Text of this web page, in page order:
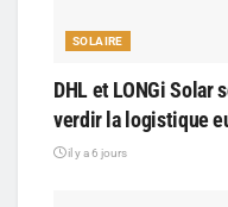
SOLAIRE
DHL et LONGi Solar
verdir la logistique
il y a 6 jours